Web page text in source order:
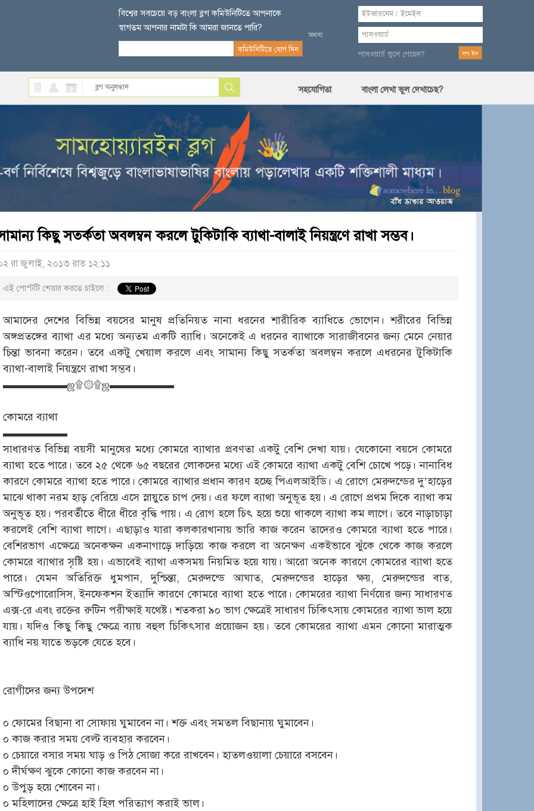
বিশ্বের সবচেয়ে বড় বাংলা ব্লগ কমিউনিটিতে আপনাকে
স্বাগতম আপনার নামটা কি আমরা জানতে পারি?
পাসওয়ার্ড ভুলে গেছেন?
সহযোগিতা বাংলা লেখা ভুল দেখাচেছ?
কিছু সতর্কতা অবলম্বন করলে টুকিটাকি ব্যাথা-বালাই নিয়ন্ত্রণে রাখা সম্ভব।
রা জুলাই, ২০১৩ রাত ১২:১১
এই পোস্টটি শেয়ার করতে চাইলে :
আমাদের দেশের বিভিন্ন বয়সের মানুষ প্রতিনিয়ত নানা ধরনের শারীরিক ব্যাধিতে ভোগেন। শরীরের বিভিন্ন
অঙ্গপ্রতঙ্গের ব্যাথা এর মধ্যে অন্যতম একটি ব্যাধি। অনেকেই এ ধরনের ব্যাথাকে সারাজীবনের জন্য মেনে নেয়ার
চিন্তা ভাবনা করেন। তবে একটু খেয়াল করলে এবং সামান্য কিছু সতর্কতা অবলম্বন করলে এধরনের টুকিটাকি
ব্যাথা-বালাই নিয়ন্ত্রণে রাখা সম্ভব।
▬▬▬▬▬▬ஜ۩۞۩ஜ▬▬▬▬▬▬
কোমরে ব্যাথা
▬▬▬▬▬▬
সাধারণত বিভিন্ন বয়সী মানুষের মধ্যে কোমরে ব্যাথার প্রবণতা একটু বেশি দেখা যায়। যেকোনো বয়সে কোমরে
ব্যাথা হতে পারে। তবে ২৫ থেকে ৬৫ বছরের লোকদের মধ্যে এই কোমরে ব্যাথা একটু বেশি চোখে পড়ে। নানাবিধ
কারণে কোমরে ব্যাথা হতে পারে। কোমরে ব্যাথার প্রধান কারণ হচ্ছে পিএলআইডি। এ রোগে মেরুদন্ডের দু’হাড়ের
মাঝে থাকা নরম হাড় বেরিয়ে এসে স্নায়ুতে চাপ দেয়। এর ফলে ব্যাথা অনুভূত হয়। এ রোগে প্রথম দিকে ব্যাথা কম
অনুভূত হয়। পরবর্তীতে ধীরে ধীরে বৃদ্ধি পায়। এ রোগ হলে চিৎ হয়ে শুয়ে থাকলে ব্যাথা কম লাগে। তবে নাড়াচাড়া
করলেই বেশি ব্যাথা লাগে। এছাড়াও যারা কলকারখানায় ভারি কাজ করেন তাদেরও কোমরে ব্যাথা হতে পারে।
বেশিরভাগ এক্ষেত্রে অনেকক্ষন একনাগাড়ে দাড়িয়ে কাজ করলে বা অনেক্ষণ একইভাবে ঝুঁকে থেকে কাজ করলে
কোমরে ব্যাথার সৃষ্টি হয়। এভাবেই ব্যাথা একসময় নিয়মিত হয়ে যায়। আরো অনেক কারণে কোমরের ব্যাথা হতে
পারে। যেমন অতিরিক্ত ধুমপান, দুশ্চিন্তা, মেরুদন্ডে আঘাত, মেরুদন্ডের হাড়ের ক্ষয়, মেরুদন্ডের বাত,
অস্টিওপোরোসিস, ইনফেকশন ইত্যাদি কারণে কোমরে ব্যাথা হতে পারে। কোমরের ব্যাথা নির্ণয়ের জন্য সাধারণত
এক্স-রে এবং রক্তের রুটিন পরীক্ষাই যথেষ্ট। শতকরা ৯০ ভাগ ক্ষেত্রেই সাধারণ চিকিৎসায় কোমরের ব্যাথা ভাল হয়ে
যায়। যদিও কিছু কিছু ক্ষেত্রে ব্যায় বহুল চিকিৎসার প্রয়োজন হয়। তবে কোমরের ব্যাথা এমন কোনো মারাত্মক
ব্যাধি নয় যাতে ভড়কে যেতে হবে।
রোগীদের জন্য উপদেশ
০ ফোমের বিছানা বা সোফায় ঘুমাবেন না। শক্ত এবং সমতল বিছানায় ঘুমাবেন।
০ কাজ করার সময় বেল্ট ব্যবহার করবেন।
০ চেয়ারে বসার সময় ঘাড় ও পিঠ সোজা করে রাখবেন। হাতলওয়ালা চেয়ারে বসবেন।
০ দীর্ঘক্ষণ ঝুকে কোনো কাজ করবেন না।
০ উপুড় হয়ে শোবেন না।
০ মহিলাদের ক্ষেত্রে হাই হিল পরিত্যাগ করাই ভাল।